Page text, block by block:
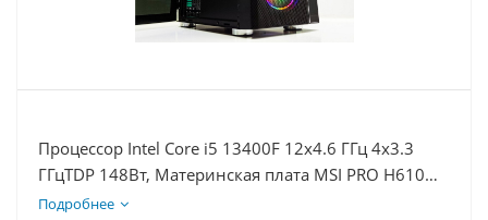
Процессор Intel Core i5 13400F 12x4.6 ГГц 4x3.3
ГГцTDP 148Вт, Материнская плата MSI PRO H610M-
E, Видеокарта RTX 4070TiS 16Гб, Память
Подробнее